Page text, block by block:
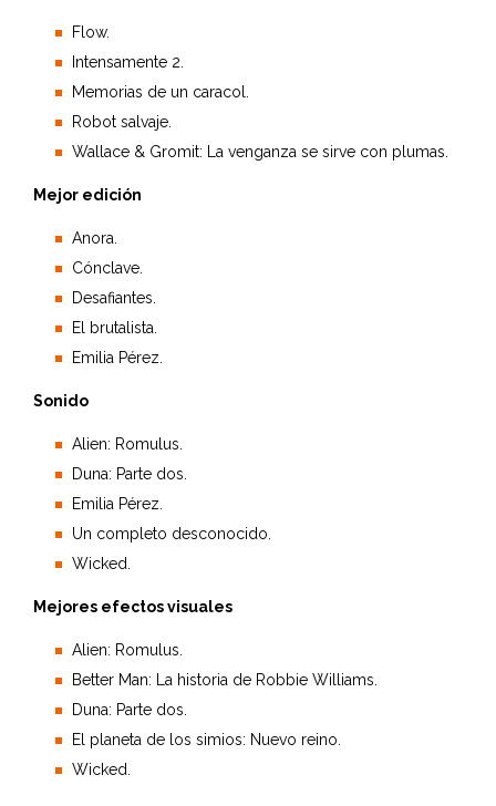
Flow.
Intensamente 2.
Memorias de un caracol.
Robot salvaje.
Wallace & Gromit: La venganza se sirve con plumas.
Mejor edición
Anora.
Cónclave.
Desafiantes.
El brutalista.
Emilia Pérez.
Sonido
Alien: Romulus.
Duna: Parte dos.
Emilia Pérez.
Un completo desconocido.
Wicked.
Mejores efectos visuales
Alien: Romulus.
Better Man: La historia de Robbie Williams.
Duna: Parte dos.
El planeta de los simios: Nuevo reino.
Wicked.